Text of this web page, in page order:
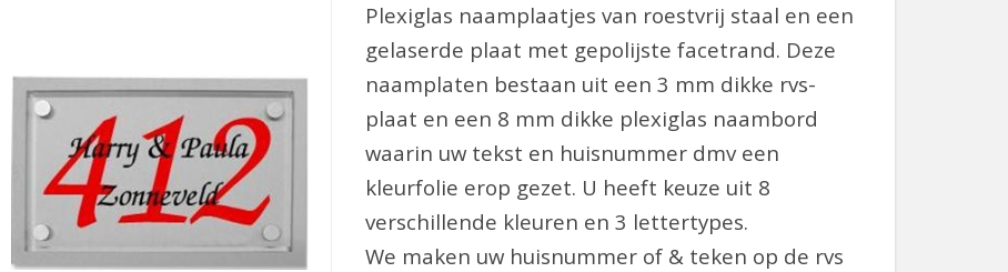
Plexiglas naamplaatjes van roestvrij staal en een
gelaserde plaat met gepolijste facetrand. Deze
naamplaten bestaan uit een 3 mm dikke rvs-
plaat en een 8 mm dikke plexiglas naambord
waarin uw tekst en huisnummer dmv een
kleurfolie erop gezet. U heeft keuze uit 8
verschillende kleuren en 3 lettertypes.
We maken uw huisnummer of & teken op de rvs